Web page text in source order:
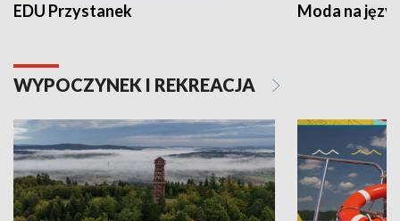
EDU Przystanek Moda na
WYPOCZYNEK I REKREACJA